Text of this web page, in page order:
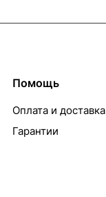
Помощь
Оплата и доставка
Гарантии